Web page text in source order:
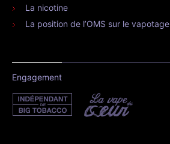
La nicotine
La position de l’OMS sur le vapotage
Engagement